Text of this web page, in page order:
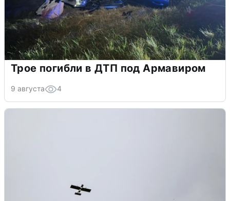
Трое погибли в ДТП под Армавиром
9 августа 4